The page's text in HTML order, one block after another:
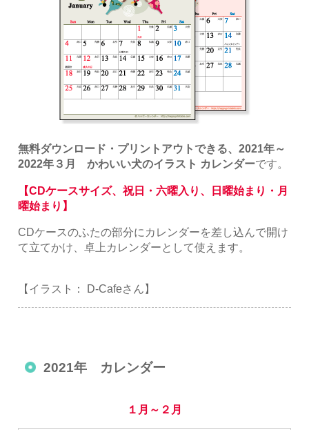
無料ダウンロード・プリントアウトできる、2021年～
2022年３月 かわいい犬のイラスト カレンダーです。
【CDケースサイズ、祝日・六曜入り、日曜始まり・月
曜始まり】
CDケースのふたの部分にカレンダーを差し込んで開け
て立てかけ、卓上カレンダーとして使えます。
【イラスト： D-Cafeさん】
2021年 カレンダー
１月～２月